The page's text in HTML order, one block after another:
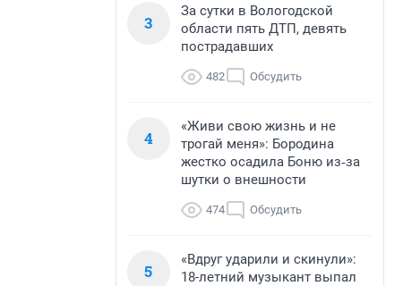
3
За сутки в Вологодской
области пять ДТП, девять
пострадавших
482 Обсудить
4
«Живи свою жизнь и не
трогай меня»: Бородина
жестко осадила Боню из‑за
шутки о внешности
474 Обсудить
5
«Вдруг ударили и скинули»:
18-летний музыкант выпал